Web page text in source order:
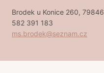
Brodek u Konice 260, 79846
582 391 183
ms.brodek@seznam.cz